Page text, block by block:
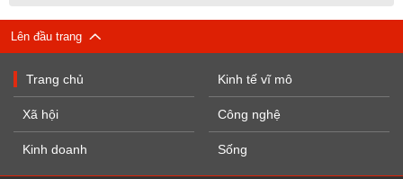
Lên đầu trang
Trang chủ
Xã hội
Kinh doanh
Kinh tế vĩ mô
Công nghệ
Sống